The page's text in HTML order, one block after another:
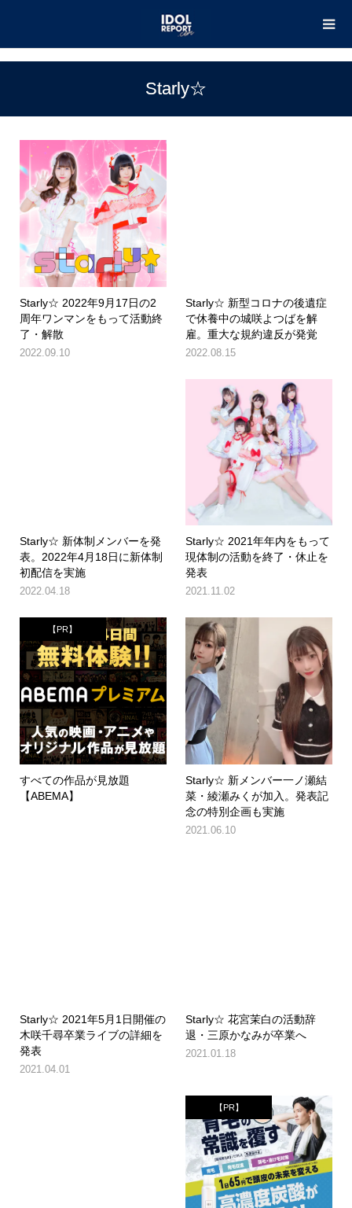
Starly☆
Starly☆ 2022年9月17日の2
周年ワンマンをもって活動終
了・解散
2022.09.10
Starly☆ 新型コロナの後遺症
で休養中の城咲よつばを解
雇。重大な規約違反が発覚
2022.08.15
Starly☆ 新体制メンバーを発
表。2022年4月18日に新体制
初配信を実施
2022.04.18
Starly☆ 2021年年内をもって
現体制の活動を終了・休止を
発表
2021.11.02
【PR】
すべての作品が見放題
【ABEMA】
Starly☆ 新メンバー一ノ瀬結
菜・綾瀬みくが加入。発表記
念の特別企画も実施
2021.06.10
Starly☆ 2021年5月1日開催の
木咲千尋卒業ライブの詳細を
発表
2021.04.01
Starly☆ 花宮茉白の活動辞
退・三原かなみが卒業へ
2021.01.18
【PR】